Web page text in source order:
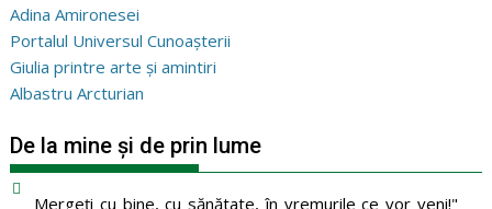
Adina Amironesei
Portalul Universul Cunoașterii
Giulia printre arte și amintiri
Albastru Arcturian
De la mine și de prin lume
Mergeţi cu bine, cu sănătate, în vremurile ce vor veni!"